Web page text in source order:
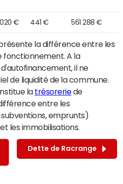
€ 441 € 561 288 €
la différence entre les
fonctionnement. A la
il ne
de liquidité de la commune.
la trésoreriede
entre les
emprunts)
les immobilisations.
Dette de Racrange